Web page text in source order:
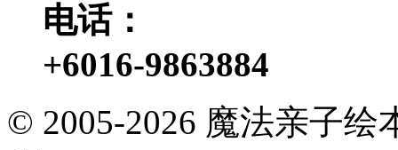
电话：
+6016-9863884
© 2005-2026 魔法亲子